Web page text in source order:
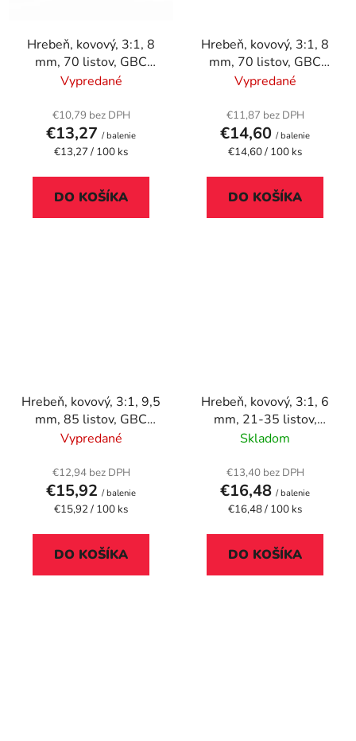
Hrebeň, kovový, 3:1, 8
mm, 70 listov, GBC
"WireBind", čierny
Vypredané
€10,79 bez DPH
€13,27 / balenie
Jednotková
€13,27 / 100 ks
DO KOŠÍKA
Hrebeň, kovový, 3:1, 8
mm, 70 listov, GBC
"WireBind", strieborný
Vypredané
€11,87 bez DPH
€14,60 / balenie
Jednotková
€14,60 / 100 ks
DO KOŠÍKA
Hrebeň, kovový, 3:1, 9,5
mm, 85 listov, GBC
"WireBind", čierny
Vypredané
€12,94 bez DPH
€15,92 / balenie
Jednotková
€15,92 / 100 ks
DO KOŠÍKA
Hrebeň, kovový, 3:1, 6
mm, 21-35 listov,
FELLOWES, strieborný
Skladom
€13,40 bez DPH
€16,48 / balenie
Jednotková
€16,48 / 100 ks
DO KOŠÍKA